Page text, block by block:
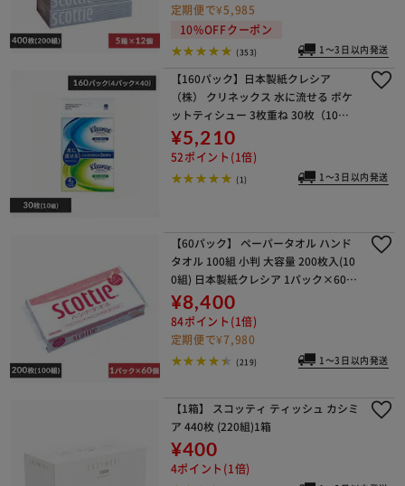
定期便で¥5,985
10%OFFクーポン
(353) 1～3日以内発送
【160パック】日本製紙クレシア
（株） クリネックス 水に流せる ポケ
ットティシュー 3枚重ね 30枚（10
組） 4個入×40個セット
¥5,210
52ポイント(1倍)
(1) 1～3日以内発送
【60パック】 ペーパータオル ハンド
タオル 100組 小判 大容量 200枚入(10
0組) 日本製紙クレシア 1パック×60個
セット スコッティ
¥8,400
84ポイント(1倍)
定期便で¥7,980
(219) 1～3日以内発送
【1箱】 スコッティ ティッシュ カシミ
ア 440枚 (220組)1箱
¥400
4ポイント(1倍)